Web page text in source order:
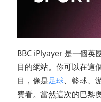
BBC iPlyayer 是一個英
目的網站。你可以在這
目，像是足球、籃球、
費看。當然這次的巴黎